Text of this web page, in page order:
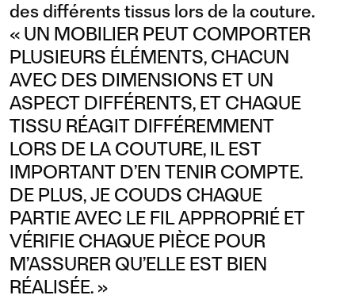
des différents tissus lors de la couture.
« UN MOBILIER PEUT COMPORTER
PLUSIEURS ÉLÉMENTS, CHACUN
AVEC DES DIMENSIONS ET UN
ASPECT DIFFÉRENTS, ET CHAQUE
TISSU RÉAGIT DIFFÉREMMENT
LORS DE LA COUTURE, IL EST
IMPORTANT D’EN TENIR COMPTE.
DE PLUS, JE COUDS CHAQUE
PARTIE AVEC LE FIL APPROPRIÉ ET
VÉRIFIE CHAQUE PIÈCE POUR
M’ASSURER QU’ELLE EST BIEN
RÉALISÉE. »